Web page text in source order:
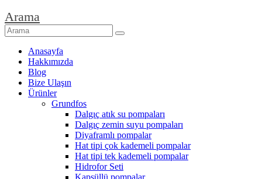
Arama
Anasayfa
Hakkımızda
Blog
Bize Ulaşın
Ürünler
Grundfos
Dalgıç atık su pompaları
Dalgıç zemin suyu pompaları
Diyaframlı pompalar
Hat tipi çok kademeli pompalar
Hat tipi tek kademeli pompalar
Hidrofor Seti
Kapsüllü pompalar